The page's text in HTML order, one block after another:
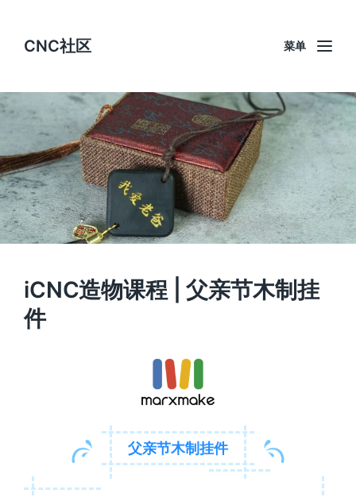
CNC社区 菜单
iCNC造物课程 | 父亲节木制挂
件
父亲节木制挂件